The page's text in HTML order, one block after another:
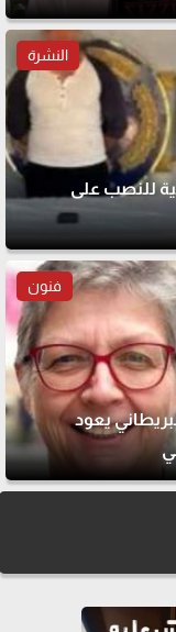
النشرة
للنصب على
فنون
البريطاني يعود